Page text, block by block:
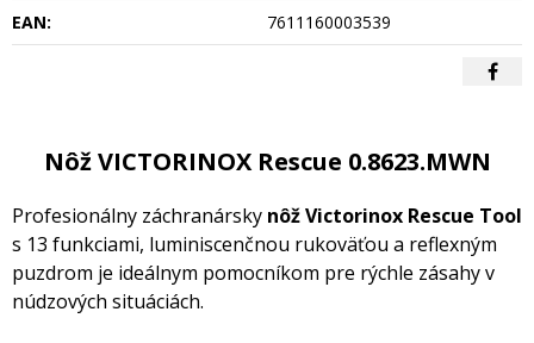
EAN:
7611160003539
Nôž VICTORINOX Rescue 0.8623.MWN
Profesionálny záchranársky nôž Victorinox Rescue Tool
s 13 funkciami, luminiscenčnou rukoväťou a reflexným
puzdrom je ideálnym pomocníkom pre rýchle zásahy v
núdzových situáciách.